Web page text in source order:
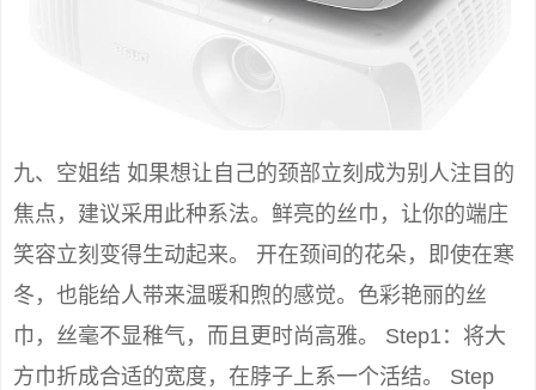
九、空姐结 如果想让自己的颈部立刻成为别人注目的
焦点，建议采用此种系法。鲜亮的丝巾，让你的端庄
笑容立刻变得生动起来。 开在颈间的花朵，即使在寒
冬，也能给人带来温暖和煦的感觉。色彩艳丽的丝
巾，丝毫不显稚气，而且更时尚高雅。 Step1：将大
方巾折成合适的宽度，在脖子上系一个活结。 Step